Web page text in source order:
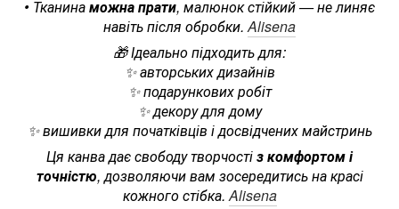
• Тканинаможна прати, малюнок стійкий — не линяє
навіть після обробки. Alisena
🎁 Ідеально підходить для:
✨ авторських дизайнів
✨ подарункових робіт
✨ декору для дому
✨ вишивки для початківців і досвідчених майстринь
Ця канва дає свободу творчостіз комфортом і
точністю, дозволяючи вам зосередитись на красі
кожного стібка. Alisena